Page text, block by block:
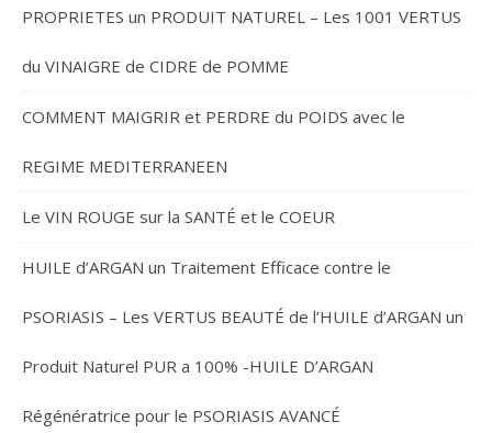
PROPRIETES un PRODUIT NATUREL – Les 1001 VERTUS
du VINAIGRE de CIDRE de POMME
COMMENT MAIGRIR et PERDRE du POIDS avec le
REGIME MEDITERRANEEN
Le VIN ROUGE sur la SANTÉ et le COEUR
HUILE d’ARGAN un Traitement Efficace contre le
PSORIASIS – Les VERTUS BEAUTÉ de l’HUILE d’ARGAN un
Produit Naturel PUR a 100% -HUILE D’ARGAN
Régénératrice pour le PSORIASIS AVANCÉ